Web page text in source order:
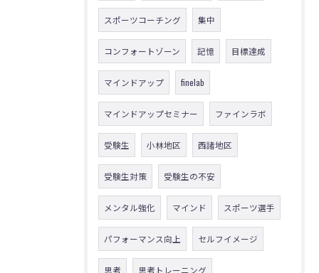
スポーツコーチング 集中
コンフォートゾーン 記憶 目標達成
マインドアップ finelab
マインドアップセミナー ファインラボ
受験生 小林地区 西諸地区
受験生対策 受験生の不安
メンタル強化 マインド スポーツ選手
パフォーマンス向上 セルフイメージ
思考 思考トレーニング